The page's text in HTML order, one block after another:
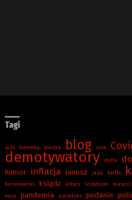
Tagi
aids beemka biedra blog cola
demotywatory dieta
humor inflacja janusz jasiu kartki
koronawirus ksiądz lekarz lockdown
nasa pandemia paradoks podanie